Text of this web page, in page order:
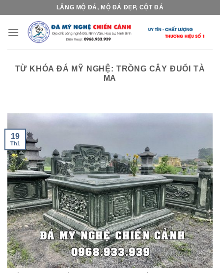
content
LĂNG MỘ ĐÁ, MỘ ĐÁ ĐẸP, CỘT ĐÁ
TỪ KHÓA ĐÁ MỸ NGHỆ: TRỒNG CÂY ĐUỔI TÀ
MA
19
Th1